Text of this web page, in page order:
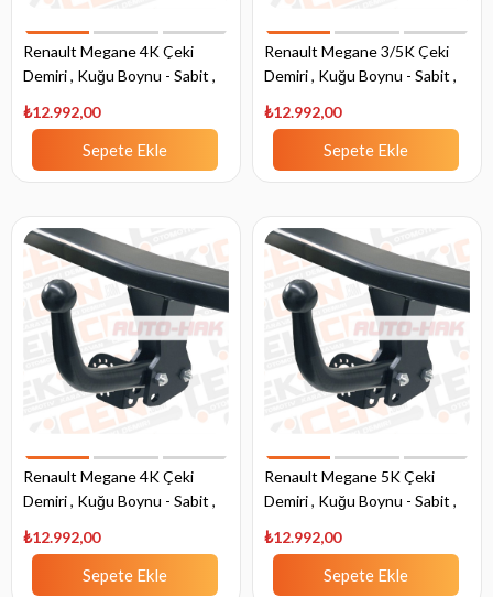
Renault Megane 4K Çeki
Demiri , Kuğu Boynu - Sabit ,
₺12.992,00
Sepete Ekle
Renault Megane 3/5K Çeki
Demiri , Kuğu Boynu - Sabit ,
₺12.992,00
Sepete Ekle
Renault Megane 4K Çeki
Demiri , Kuğu Boynu - Sabit ,
₺12.992,00
Sepete Ekle
Renault Megane 5K Çeki
Demiri , Kuğu Boynu - Sabit ,
₺12.992,00
Sepete Ekle